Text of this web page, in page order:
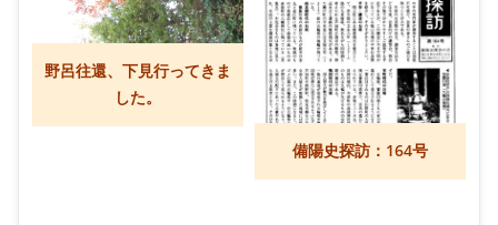
野呂往還、下見行ってきま
した。
備陽史探訪：164号